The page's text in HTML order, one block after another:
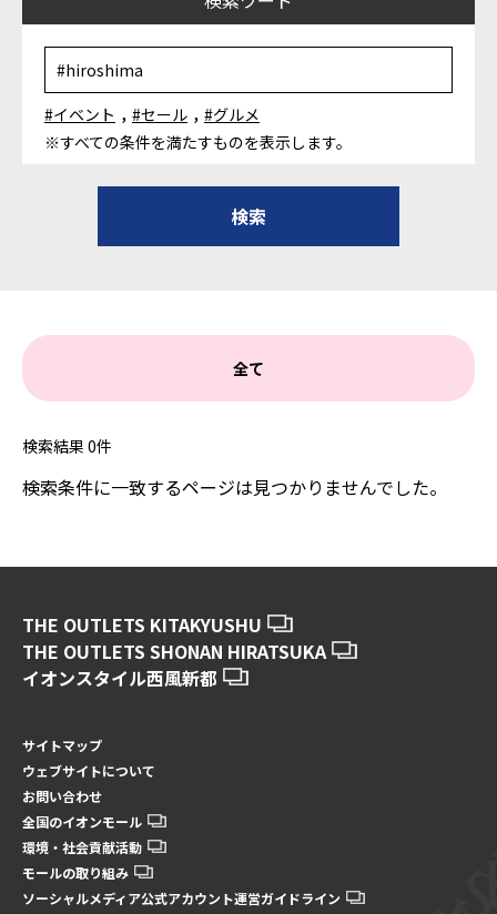
#イベント , #セール , #グルメ
※すべての条件を満たすものを表示します。
全て
検索結果 0件
検索条件に一致するページは見つかりませんでした。
THE OUTLETS KITAKYUSHU
THE OUTLETS SHONAN HIRATSUKA
イオンスタイル西風新都
サイトマップ
ウェブサイトについて
お問い合わせ
全国のイオンモール
環境・社会貢献活動
モールの取り組み
ソーシャルメディア公式アカウント運営ガイドライン